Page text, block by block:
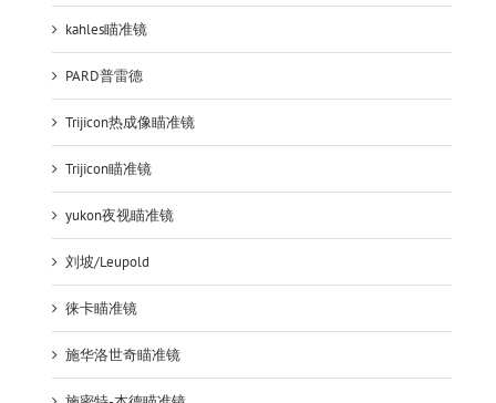
kahles瞄准镜
PARD普雷德
Trijicon热成像瞄准镜
Trijicon瞄准镜
yukon夜视瞄准镜
刘坡/Leupold
徕卡瞄准镜
施华洛世奇瞄准镜